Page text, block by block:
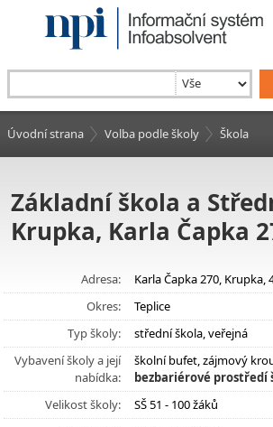
Úvodní strana Volba podle školy Škola
Základní škola a
Krupka, Karla Čapka
Adresa:
Karla Čapka 270, Krupka,
Okres:
Teplice
Typ školy:
střední škola, veřejná
Vybavení školy a její
nabídka:
školní bufet, zájmový
bezbariérové prostředí
Velikost školy:
SŠ 51 - 100 žáků